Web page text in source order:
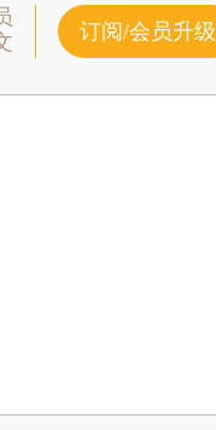
订阅/会员升级